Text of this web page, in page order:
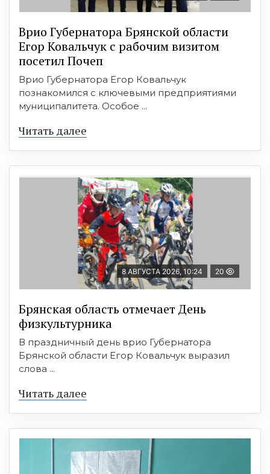
Врио Губернатора Брянской области
Егор Ковальчук с рабочим визитом
посетил Почеп
Врио Губернатора Егор Ковальчук
познакомился с ключевыми предприятиями
муниципалитета. Особое ...
Читать далее
8 АВГУСТА 2026, 10:24 20
Брянская область отмечает День
физкультурника
В праздничный день врио Губернатора
Брянской области Егор Ковальчук выразил
слова ...
Читать далее